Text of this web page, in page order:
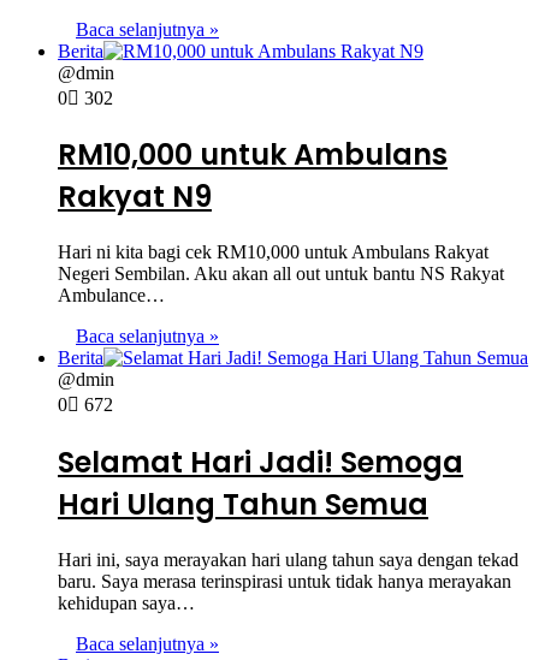
Baca selanjutnya »
Berita
@dmin
0
302
RM10,000 untuk Ambulans
Rakyat N9
Hari ni kita bagi cek RM10,000 untuk Ambulans Rakyat
Negeri Sembilan. Aku akan all out untuk bantu NS Rakyat
Ambulance…
Baca selanjutnya »
Berita
@dmin
0
672
Selamat Hari Jadi! Semoga
Hari Ulang Tahun Semua
Hari ini, saya merayakan hari ulang tahun saya dengan tekad
baru. Saya merasa terinspirasi untuk tidak hanya merayakan
kehidupan saya…
Baca selanjutnya »